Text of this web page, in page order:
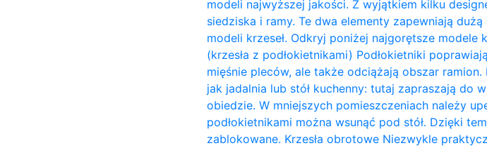
modeli najwyższej jakości. Z wyjątkiem kilku
siedziska i ramy. Te dwa elementy zapewniają
modeli krzeseł. Odkryj poniżej najgorętsze modele
(krzesła z podłokietnikami) Podłokietniki
mięśnie pleców, ale także odciążają obszar
jak jadalnia lub stół kuchenny: tutaj zapraszają do
obiedzie. W mniejszych pomieszczeniach należy
podłokietnikami można wsunąć pod stół. Dzięki
zablokowane. Krzesła obrotowe Niezwykle